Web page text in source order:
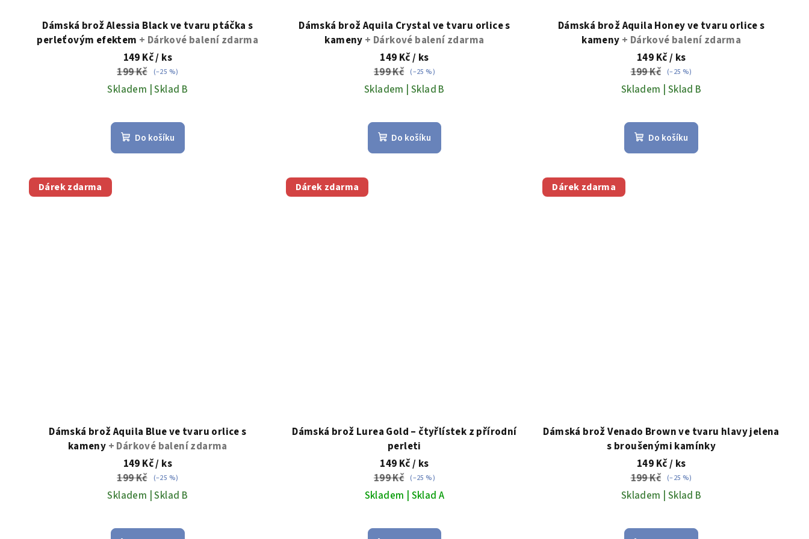
Dámská brož Alessia Black ve tvaru ptáčka s
perleťovým efektem + Dárkové balení zdarma
149 Kč/ ks
199 Kč
(–25 %)
Skladem | Sklad B
Do košíku
Dámská brož Aquila Crystal ve tvaru orlice s
kameny + Dárkové balení zdarma
149 Kč/ ks
199 Kč (–25 %)
Skladem | Sklad B
Do košíku
Dámská brož Aquila Honey ve tvaru orlice s
kameny + Dárkové balení zdarma
149 Kč/ ks
199 Kč (–25 %)
Skladem | Sklad B
Do košíku
Dárek zdarma
Dámská brož Aquila Blue ve tvaru orlice s
kameny + Dárkové balení zdarma
149 Kč/ ks
199 Kč
(–25 %)
Skladem | Sklad B
Dárek zdarma
Dámská brož Lurea Gold – čtyřlístek z přírodní
perleti
149 Kč/ ks
199 Kč (–25 %)
Skladem | Sklad A
Dárek zdarma
Dámská brož Venado Brown ve tvaru hlavy jelena
s broušenými kamínky
149 Kč/ ks
199 Kč (–25 %)
Skladem | Sklad B